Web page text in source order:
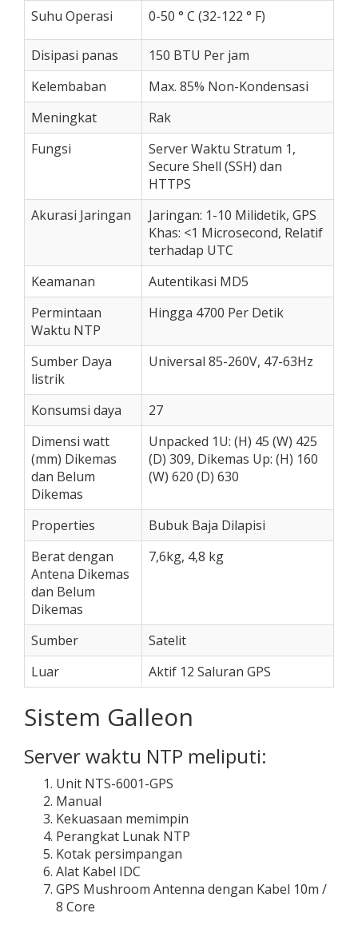
Suhu Operasi
0-50 ° C (32-122 ° F)
Disipasi panas
150 BTU Per jam
Kelembaban
Max. 85% Non-Kondensasi
Meningkat
Rak
Fungsi
Server Waktu Stratum 1,
Secure Shell (SSH) dan
HTTPS
Akurasi Jaringan
Jaringan: 1-10 Milidetik, GPS
Khas: <1 Microsecond, Relatif
terhadap UTC
Keamanan
Autentikasi MD5
Permintaan
Waktu NTP
Hingga 4700 Per Detik
Sumber Daya
listrik
Universal 85-260V, 47-63Hz
Konsumsi daya
27
Dimensi watt
(mm) Dikemas
dan Belum
Dikemas
Unpacked 1U: (H) 45 (W) 425
(D) 309, Dikemas Up: (H) 160
(W) 620 (D) 630
Properties
Bubuk Baja Dilapisi
Berat dengan
Antena Dikemas
dan Belum
Dikemas
7,6kg, 4,8 kg
Sumber
Satelit
Luar
Aktif 12 Saluran GPS
Sistem Galleon
Server waktu NTP meliputi:
Unit NTS-6001-GPS
Manual
Kekuasaan memimpin
Perangkat Lunak NTP
Kotak persimpangan
Alat Kabel IDC
GPS Mushroom Antenna dengan Kabel 10m /
8 Core